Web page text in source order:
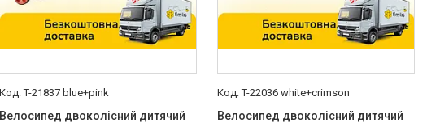
T-21837 blue+pink
Велосипед двоколісний дитячий
T-22036 white+crimson
Велосипед двоколісний дитячий